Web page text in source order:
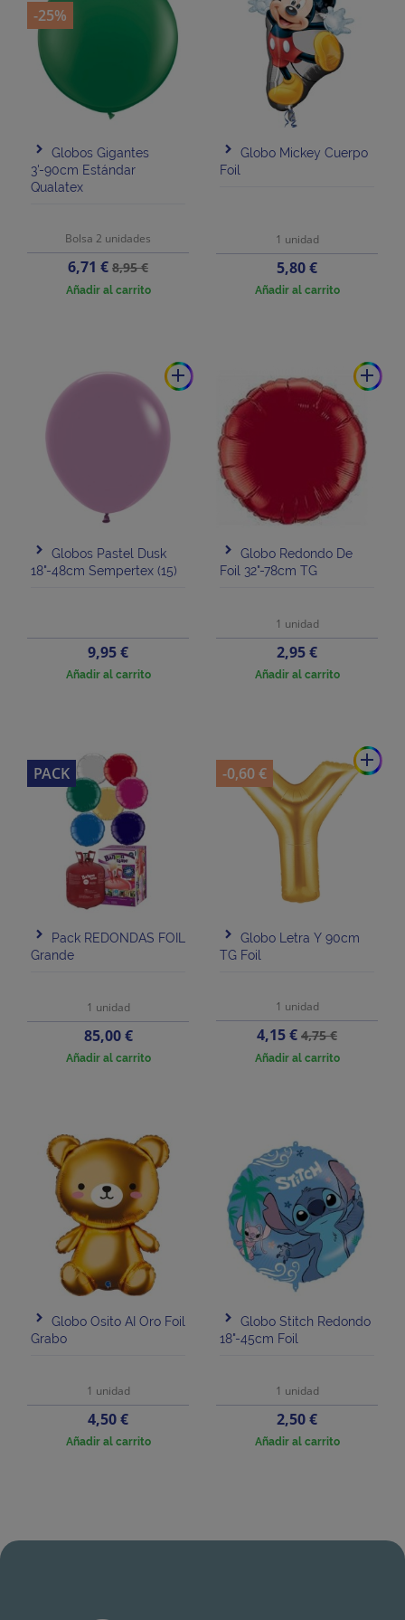
Globos Gigantes
3'-90cm Estándar
Qualatex
Bolsa 2 unidades
Precio
6,71 €Precio
base
8,95 €
Añadir al carrito
-25%
Globo Mickey Cuerpo
Foil
1 unidad
Precio
5,80 €
Añadir al carrito
add
Globos Pastel Dusk
18"-48cm Sempertex (15)
Precio
9,95 €
Añadir al carrito
add
Globo Redondo De
Foil 32"-78cm TG
1 unidad
Precio
2,95 €
Añadir al carrito
Pack REDONDAS FOIL
Grande
1 unidad
Precio
85,00 €
Añadir al carrito
PACK
add
Globo Letra Y 90cm
TG Foil
1 unidad
Precio
4,15 €Precio
base
4,75 €
Añadir al carrito
-0,60 €
Globo Osito AI Oro Foil
Grabo
1 unidad
Precio
4,50 €
Añadir al carrito
Globo Stitch Redondo
18"-45cm Foil
1 unidad
Precio
2,50 €
Añadir al carrito